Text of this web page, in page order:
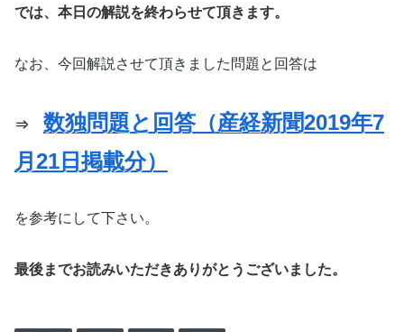
では、本日の解説を終わらせて頂きます。
なお、今回解説させて頂きました問題と回答は
⇒ 数独問題と回答（産経新聞2019年7
月21日掲載分）
を参考にして下さい。
最後までお読みいただきありがとうございました。